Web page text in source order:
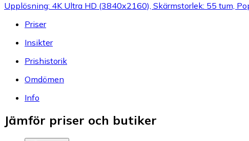
Upplösning: 4K Ultra HD (3840x2160), Skärmstorlek: 55 tum,
Priser
Insikter
Prishistorik
Omdömen
Info
Jämför priser och butiker